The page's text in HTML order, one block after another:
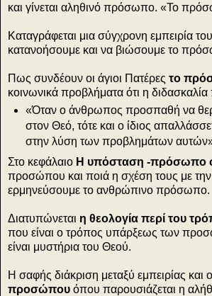
και γίνεται αληθινό πρόσωπο. «Το
Καταγράφεται μια σύγχρονη εμπειρία του
κατανοήσουμε και να βιώσουμε το
Πως συνδέουν οι άγιοι Πατέρες το
κοινωνικά προβλήματα ότι η
«Όταν ο άνθρωπος προσπαθή να
στον Θεό, τότε και ο ίδιος
στην λύση των προβλημάτων
Στο κεφάλαιο Η υπόσταση -πρόσωπο
προσώπου και ποιά η σχέση τους με την
ερμηνεύσουμε το ανθρώπινο πρόσωπο.
Διατυπώνεται η θεολογία περί του
που είναι ο τρόπος υπάρξεως των
είναι μυστήρια του Θεού.
Η σαφής διάκριση μεταξύ εμπειρίας
προσώπου όπου παρουσιάζεται η